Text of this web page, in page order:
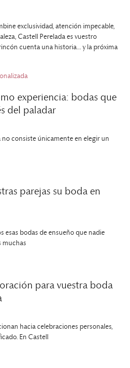
exclusividad, atención impecable,
Castell Perelada es vuestro
cuenta una historia… y la próxima
experiencia: bodas que
del paladar
consiste únicamente en elegir un
parejas su boda en
esas bodas de ensueño que nadie
muchas
para vuestra boda
hacia celebraciones personales,
En Castell